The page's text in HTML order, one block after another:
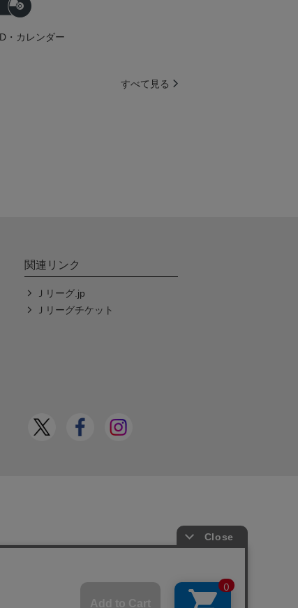
・カレンダー
すべて見る
関連リンク
Ｊリーグ.jp
Ｊリーグチケット